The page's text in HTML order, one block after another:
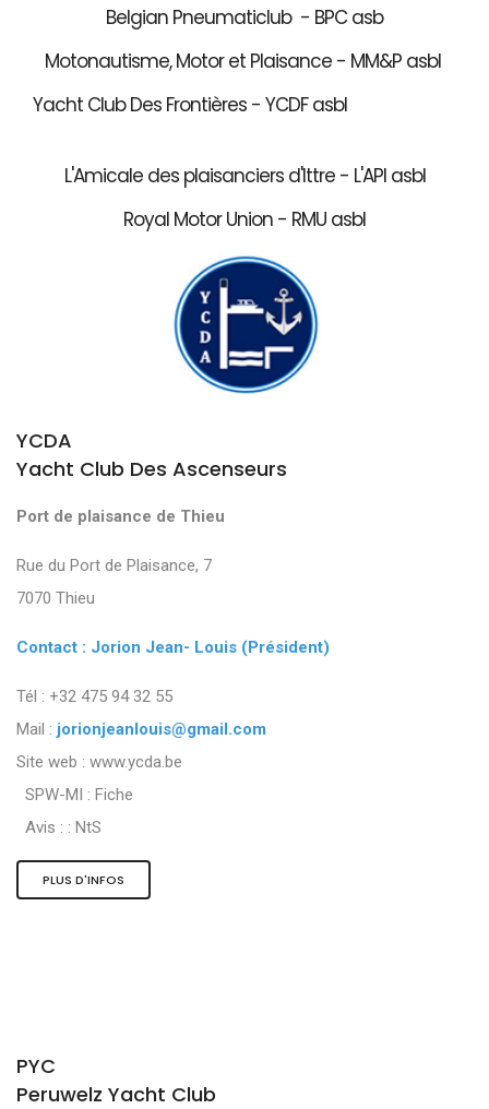
Belgian Pneumaticlub - BPC asb
Motonautisme, Motor et Plaisance - MM&P asbl
Yacht Club Des Frontières - YCDF asbl
L'Amicale des plaisanciers d'Ittre - L'API asbl
Royal Motor Union - RMU asbl
YCDA
Yacht Club Des Ascenseurs
Port de plaisance de Thieu
Rue du Port de Plaisance, 7
7070 Thieu
Contact : Jorion Jean- Louis (Président)
Tél : +32 475 94 32 55
Mail : jorionjeanlouis@gmail.com
Site web : www.ycda.be
SPW-MI : Fiche
Avis : : NtS
PLUS D'INFOS
PYC
Peruwelz Yacht Club